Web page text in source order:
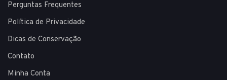
Perguntas Frequentes
Política de Privacidade
Dicas de Conservação
Contato
Minha Conta